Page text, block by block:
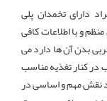
دارای تخمدان پلی
و با اطلاعات کافی
بدن آن ها دارد می
در کنار تغذیه مناسب
نقش مهم و اساسی در